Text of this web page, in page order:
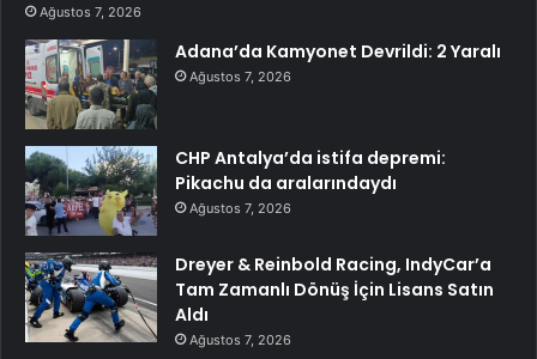
Ağustos 7, 2026
Adana’da Kamyonet Devrildi: 2 Yaralı
Ağustos 7, 2026
CHP Antalya’da istifa depremi:
Pikachu da aralarındaydı
Ağustos 7, 2026
Dreyer & Reinbold Racing, IndyCar’a
Tam Zamanlı Dönüş İçin Lisans Satın
Aldı
Ağustos 7, 2026